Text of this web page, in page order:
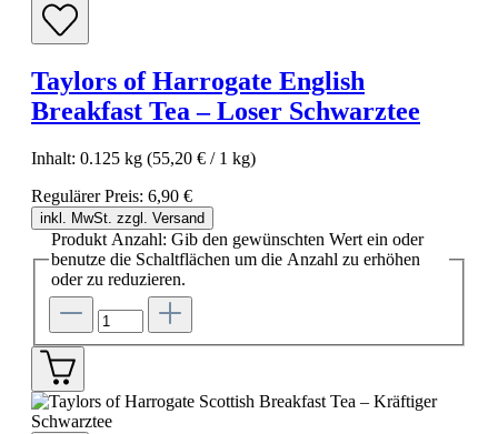
Taylors of Harrogate English
Breakfast Tea – Loser Schwarztee
Inhalt: 0.125 kg (55,20 € / 1 kg)
Regulärer Preis: 6,90 €
inkl. MwSt. zzgl. Versand
Produkt Anzahl: Gib den gewünschten Wert ein oder
benutze die Schaltflächen um die Anzahl zu erhöhen
oder zu reduzieren.